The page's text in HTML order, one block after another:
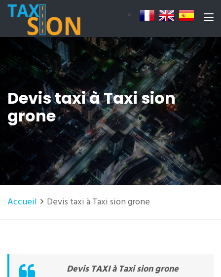
Devis taxi à Taxi sion
grone
Accueil Devis taxi à Taxi sion grone
Devis TAXI à Taxi sion grone